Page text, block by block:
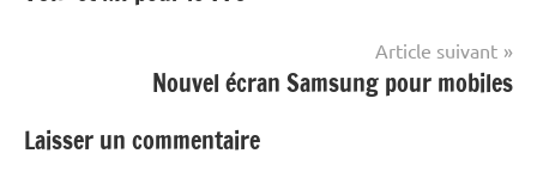
Article suivant
Nouvel écran Samsung pour mobiles
Laisser un commentaire